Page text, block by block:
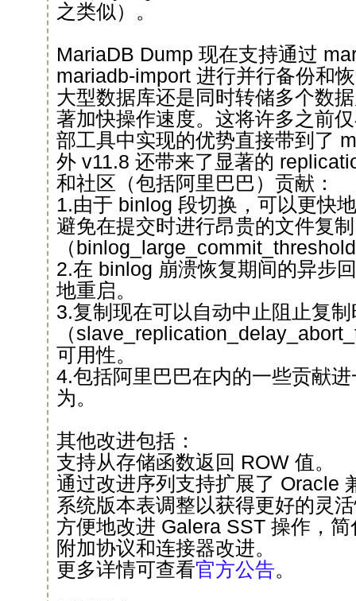
之类似）。
MariaDB Dump 现在支持通过
mariadb-import 进行并行备份和
大型数据库还是同时转储多个数
著加快操作速度。这将许多之前
部工具中实现的优势直接带到了
外 v11.8 还带来了显著的
和社区（包括阿里巴巴）贡献：
1.由于 binlog 段切换，可以更快
避免在提交时进行昂贵的文件复制
（
2.在 binlog 崩溃恢复期间的异步
地重启。
3.复制现在可以自动中止阻止复
（
可用性。
4.包括阿里巴巴在内的一些贡献
为。
其他改进包括：
支持从存储函数返回 ROW 值。
通过改进序列支持扩展了 Oracle
系统版本表调整以获得更好的灵
方便地改进 Galera SST 操作，
附加协议和连接器改进。
更多详情可查看官方公告。